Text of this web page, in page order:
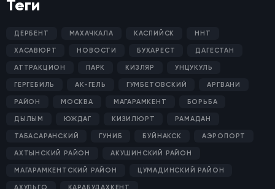
Теги
ДЕРБЕНТ МАХАЧКАЛА КАСПИЙСК ННТ
ХАСАВЮРТ НОВОСТИ БУХАРЕСТ ДАГЕСТАН
АТТРАКЦИОН ПАРК КИЗЛЯР УНЦУКУЛЬ
ГЕРГЕБИЛЬ АК-ГЕЛЬ ГУМБЕТОВСКИЙ АРГВАНИ
РАЙОН МОСКВА МАГАРАМКЕНТ БОРЬБА
ДЫЛЫМ ЮЖДАГ КИЗИЛЮРТ РАМАДАН
ТАБАСАРАНСКИЙ ГУНИБ БУЙНАКСК АЭРОПОРТ
АХТЫНСКИЙ РАЙОН АКУШИНСКИЙ РАЙОН
МАГАРАМКЕНТСКИЙ РАЙОН ЦУМАДИНСКИЙ РАЙОН
АХУЛЬГО КАРАБУДАХКЕНТ